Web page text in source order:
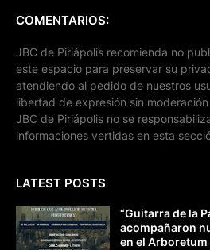
COMENTARIOS:
JBC de Piriápolis recomienda no
este espacio para preservar su
atendiendo al pedido de nuestros
libertad de expresión sin
JBC de Piriápolis no se
informaciones vertidas en esta
LATEST POSTS
“Guitarra de la
acompañaron
en el